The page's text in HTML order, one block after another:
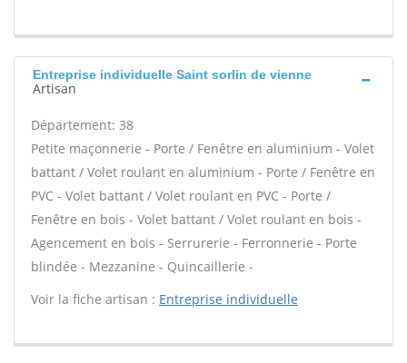
Entreprise individuelle Saint sorlin de vienne
Artisan
Département: 38
Petite maçonnerie - Porte / Fenêtre en aluminium - Volet
battant / Volet roulant en aluminium - Porte / Fenêtre en
PVC - Volet battant / Volet roulant en PVC - Porte /
Fenêtre en bois - Volet battant / Volet roulant en bois -
Agencement en bois - Serrurerie - Ferronnerie - Porte
blindée - Mezzanine - Quincaillerie -
Voir la fiche artisan : Entreprise individuelle